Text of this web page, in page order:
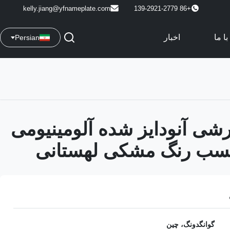
+86 139-2921-2779
kelly.jiang@yfnameplate.com
ما اخبار Persian
آنودایز شده آلومینیومی
رنگ مشکی لهستانی
گوانگدونگ، چین